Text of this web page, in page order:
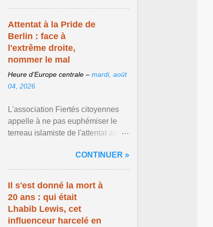
Attentat à la Pride de
Berlin : face à
l'extrême droite,
nommer le mal
Heure d’Europe centrale – mardi, août
04, 2026
L'association Fiertés citoyennes
appelle à ne pas euphémiser le
terreau islamiste de l'attentat anti-
de Berlin ... Afficher l'article ...
CONTINUER »
Il s'est donné la mort à
20 ans : qui était
Lhabib Lewis, cet
influenceur harcelé en